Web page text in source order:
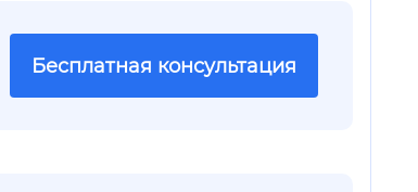
Бесплатная консультация